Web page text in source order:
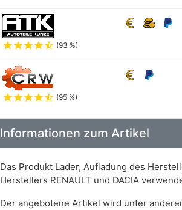
starstarstarstarstar_half (93 %)
starstarstarstarstar_half (95 %)
Informationen zum Artikel
Das Produkt Lader, Aufladung des
Herstellers RENAULT und DACIA
Der angebotene Artikel wird unter